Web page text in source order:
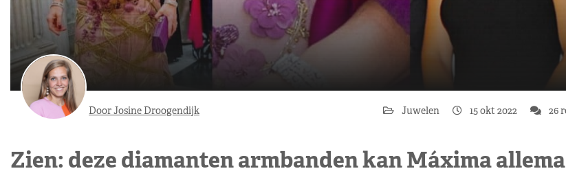
Door Josine Droogendijk Juwelen 15 okt 2022 26
Zien: deze diamanten armbanden kan Máxima